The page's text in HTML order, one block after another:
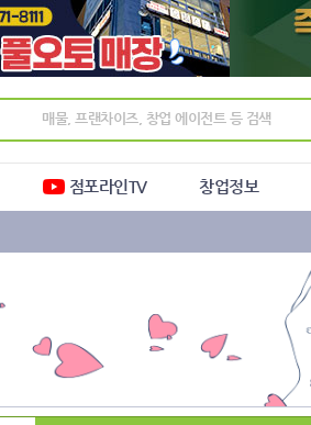
점포라인TV 창업정보